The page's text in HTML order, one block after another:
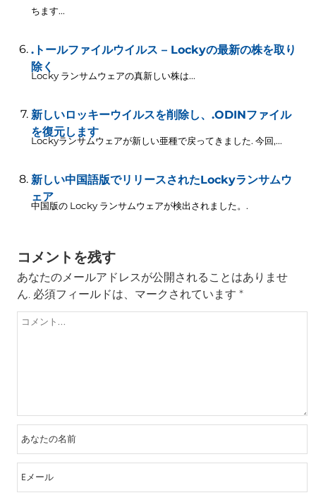
ちます...
.トールファイルウイルス – Lockyの最新の株を取り
除く
Locky ランサムウェアの真新しい株は...
新しいロッキーウイルスを削除し、.ODINファイル
を復元します
Lockyランサムウェアが新しい亜種で戻ってきました. 今回,...
新しい中国語版でリリースされたLockyランサムウ
ェア
中国版の Locky ランサムウェアが検出されました。.
コメントを残す
あなたのメールアドレスが公開されることはありませ
ん. 必須フィールドは、マークされています *